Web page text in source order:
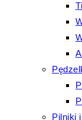
Pilniki